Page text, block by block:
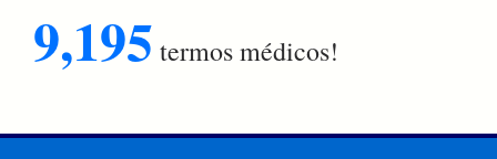
9,195 termos médicos!